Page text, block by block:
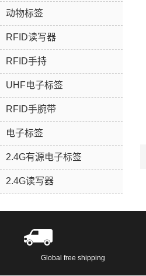
动物标签
RFID读写器
RFID手持
UHF电子标签
RFID手腕带
电子标签
2.4G有源电子标签
2.4G读写器
Global free shipping